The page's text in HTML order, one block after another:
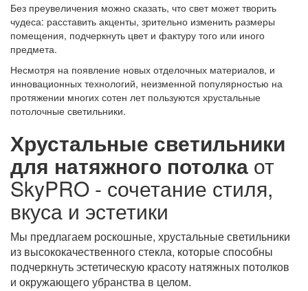
Без преувеличения можно сказать, что свет может творить
чудеса: расставить акценты, зрительно изменить размеры
помещения, подчеркнуть цвет и фактуру того или иного
предмета.
Несмотря на появление новых отделочных материалов, и
инновационных технологий, неизменной популярностью на
протяжении многих сотен лет пользуются хрустальные
потолочные светильники.
Хрустальные светильники
для натяжного потолка от
SkyPRO - сочетание стиля,
вкуса и эстетики
Мы предлагаем роскошные, хрустальные светильники
из высококачественного стекла, которые способны
подчеркнуть эстетическую красоту натяжных потолков
и окружающего убранства в целом.